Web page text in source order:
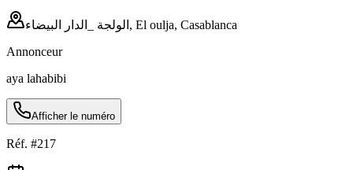
الولجة _الدار البيضاء, El oulja, Casablanca
Annonceur
aya lahabibi
Afficher le numéro
Réf. #217